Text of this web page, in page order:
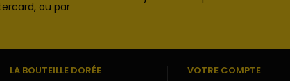
ou par
LA BOUTEILLE DORÉE VOTRE COMPTE